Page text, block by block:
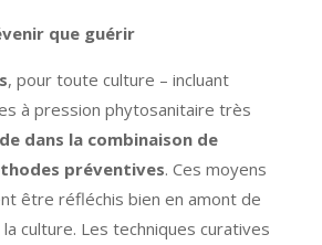
que guérir
, pour toute culture – incluant
à pression phytosanitaire très
dans la combinaison de
préventives. Ces moyens
être réfléchis bien en amont de
la culture. Les techniques curatives